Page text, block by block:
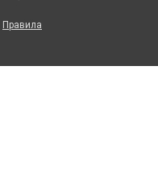
Правила